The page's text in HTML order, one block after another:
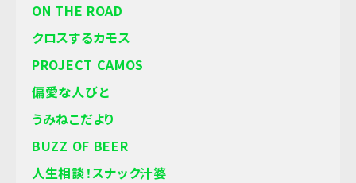
ON THE ROAD
クロスするカモス
PROJECT CAMOS
偏愛な人びと
うみねこだより
BUZZ OF BEER
人生相談！スナック汁婆